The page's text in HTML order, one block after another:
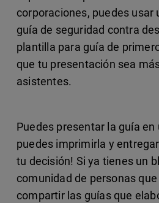
corporaciones, puedes usar
guía de seguridad contra
plantilla para guía de
que tu presentación sea
asistentes.
Puedes presentar la guía
puedes imprimirla y
tu decisión! Si ya tienes un
comunidad de personas
compartir las guías que